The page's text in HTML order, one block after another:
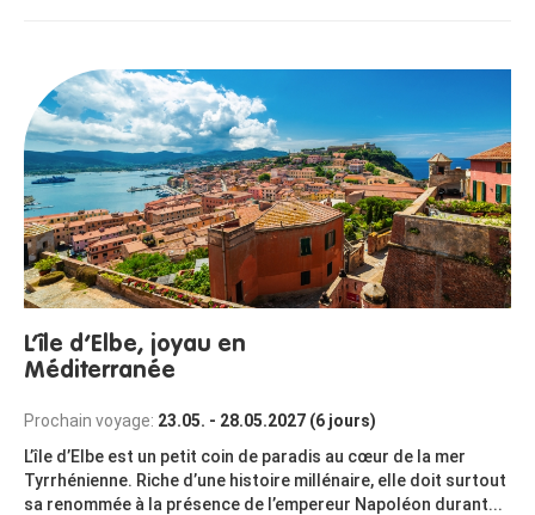
L’île d’Elbe, joyau en
Méditerranée
Prochain voyage: 23.05. - 28.05.2027 (6 jours)
L’île d’Elbe est un petit coin de paradis au cœur de la mer
Tyrrhénienne. Riche d’une histoire millénaire, elle doit surtout
sa renommée à la présence de l’empereur Napoléon durant...